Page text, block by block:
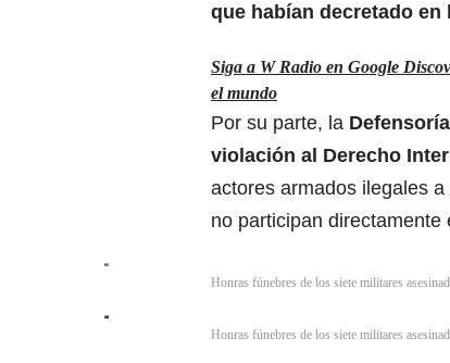
que habían decretado en
Siga a W Radio en Google
el mundo
Por su parte, la
violación al Derecho
actores armados ilegales
no participan directamente
Honras fúnebres de los siete militares
Honras fúnebres de los siete militares